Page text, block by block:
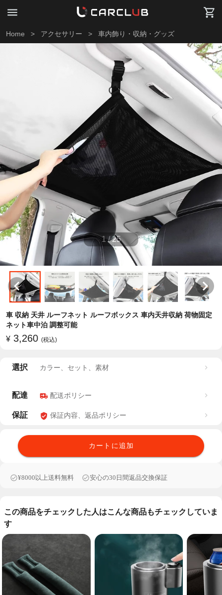
Home > アクセサリー > 車内飾り・収納・グッズ
1 / 25
車 収納 天井 ルーフネット ルーフボックス 車内天井収納 荷物固定
ネット車中泊 調整可能
¥ 3,260 (税込)
選択 カラー、セット、素材
配達 配送ポリシー
保証 保証内容、返品ポリシー
カートに追加
¥8000以上送料無料 安心の30日間返品交換保証
この商品をチェックした人はこんな商品もチェックしていま
す